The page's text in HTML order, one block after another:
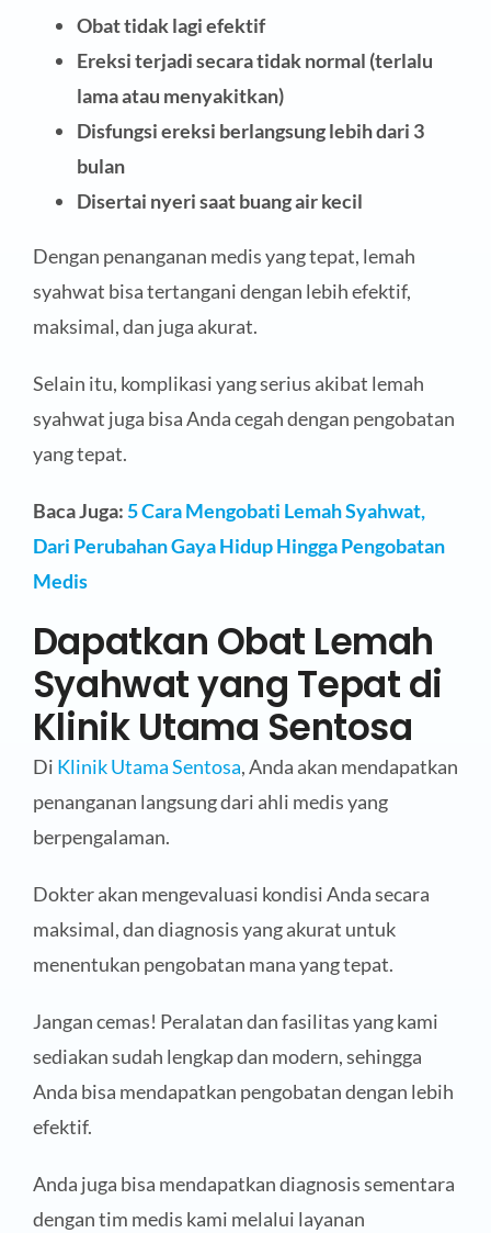
Obat tidak lagi efektif
Ereksi terjadi secara tidak normal (terlalu
lama atau menyakitkan)
Disfungsi ereksi berlangsung lebih dari 3
bulan
Disertai nyeri saat buang air kecil
Dengan penanganan medis yang tepat, lemah
syahwat bisa tertangani dengan lebih efektif,
maksimal, dan juga akurat.
Selain itu, komplikasi yang serius akibat lemah
syahwat juga bisa Anda cegah dengan pengobatan
yang tepat.
Baca Juga:5 Cara Mengobati Lemah Syahwat,
Dari Perubahan Gaya Hidup Hingga Pengobatan
Medis
Dapatkan Obat Lemah
Syahwat yang Tepat di
Klinik Utama Sentosa
Di Klinik Utama Sentosa, Anda akan mendapatkan
penanganan langsung dari ahli medis yang
berpengalaman.
Dokter akan mengevaluasi kondisi Anda secara
maksimal, dan diagnosis yang akurat untuk
menentukan pengobatan mana yang tepat.
Jangan cemas! Peralatan dan fasilitas yang kami
sediakan sudah lengkap dan modern, sehingga
Anda bisa mendapatkan pengobatan dengan lebih
efektif.
Anda juga bisa mendapatkan diagnosis sementara
dengan tim medis kami melalui layanan